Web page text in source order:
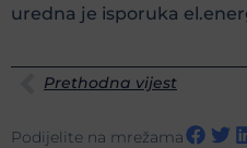
uredna je isporuka
Prethodna vijest
Podijelite na mrežama